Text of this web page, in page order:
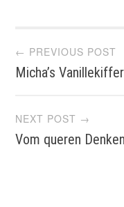
Post
← PREVIOUS POST
Micha’s
NEXT POST →
Vom queren Denken